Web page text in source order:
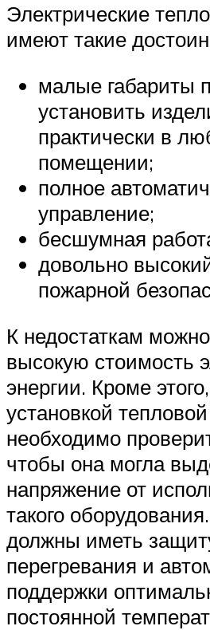
Электрические
имеют такие
малые габариты
установить
практически в
помещении;
полное
управление;
бесшумная
довольно
пожарной
К недостаткам
высокую стоимость
энергии. Кроме
установкой
необходимо
чтобы она могла
напряжение от
такого
должны иметь
перегревания и
поддержки
постоянной